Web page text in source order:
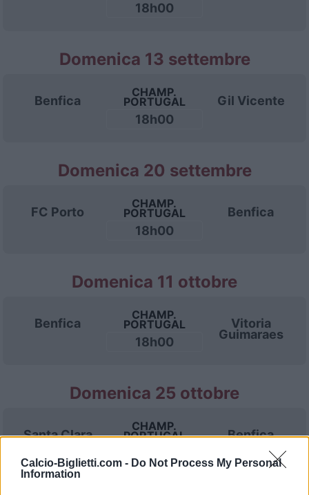
Calcio-Biglietti.com - Do Not Process My Personal
Information
18h00
Domenica 13 settembre
Benfica
CHAMP.
PORTUGAL
18h00
Gil Vicente
Domenica 20 settembre
FC Porto
CHAMP.
PORTUGAL
18h00
Benfica
Domenica 11 ottobre
Benfica
CHAMP.
PORTUGAL
18h00
Vitoria
Guimaraes
Domenica 25 ottobre
Santa Clara
CHAMP.
PORTUGAL Benfica